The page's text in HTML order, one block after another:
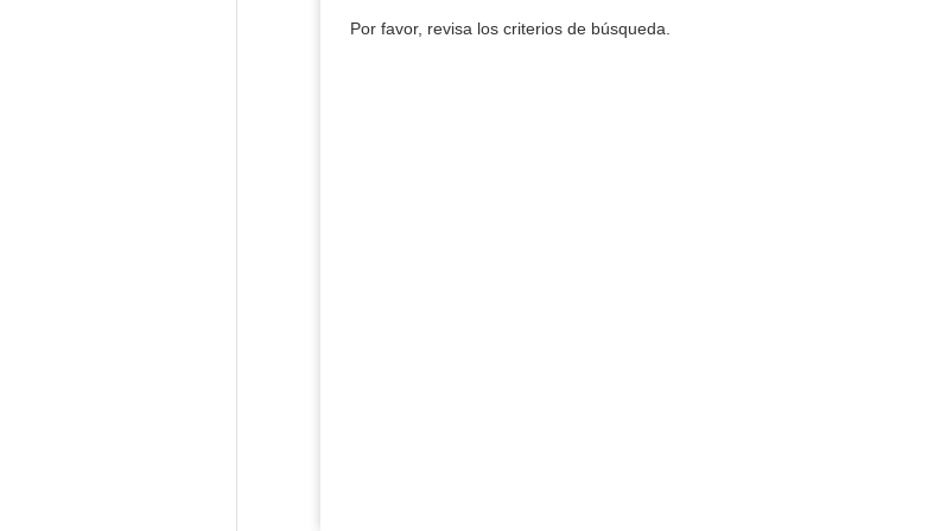
Por favor, revisa los criterios de búsqueda.